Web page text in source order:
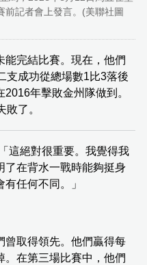
前記者會上發言。(美聯社圖
能完結比賽。現在，他們
支成功從總場數1比3落後
2016年擊敗金州隊做到。
了。
這絕對很重要。我覺得我
了在背水一戰時能夠挺身
任何不同。」
曾取得領先。他們贏得每
。在第三場比賽中，他們